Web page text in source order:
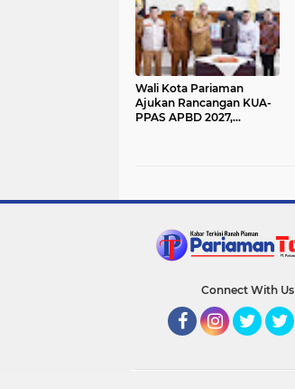
Wali Kota Pariaman
Ajukan Rancangan KUA-
PPAS APBD 2027,
Connect With Us